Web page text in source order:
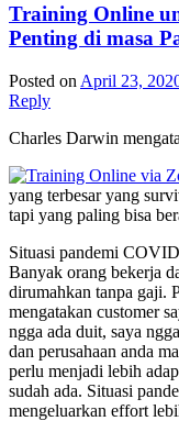
Training Online
Penting di masa
Posted on April 23,
Reply
Charles Darwin
yang terbesar yang
tapi yang paling bisa
Situasi pandemi
Banyak orang bekerja
dirumahkan tanpa gaji.
mengatakan customer
ngga ada duit, saya
dan perusahaan anda
perlu menjadi lebih
sudah ada. Situasi
mengeluarkan effort